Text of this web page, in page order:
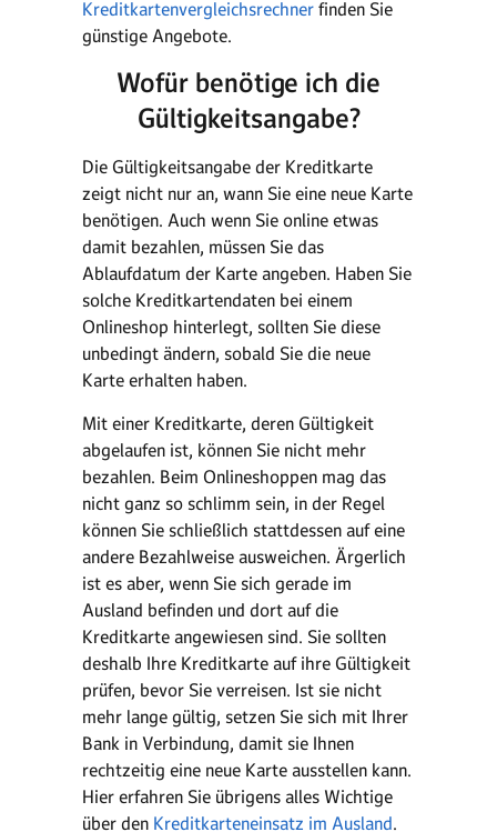
Kreditkartenvergleichsrechner finden Sie
günstige Angebote.
Wofür benötige ich die
Gültigkeitsangabe?
Die Gültigkeitsangabe der Kreditkarte
zeigt nicht nur an, wann Sie eine neue Karte
benötigen. Auch wenn Sie online etwas
damit bezahlen, müssen Sie das
Ablaufdatum der Karte angeben. Haben Sie
solche Kreditkartendaten bei einem
Onlineshop hinterlegt, sollten Sie diese
unbedingt ändern, sobald Sie die neue
Karte erhalten haben.
Mit einer Kreditkarte, deren Gültigkeit
abgelaufen ist, können Sie nicht mehr
bezahlen. Beim Onlineshoppen mag das
nicht ganz so schlimm sein, in der Regel
können Sie schließlich stattdessen auf eine
andere Bezahlweise ausweichen. Ärgerlich
ist es aber, wenn Sie sich gerade im
Ausland befinden und dort auf die
Kreditkarte angewiesen sind. Sie sollten
deshalb Ihre Kreditkarte auf ihre Gültigkeit
prüfen, bevor Sie verreisen. Ist sie nicht
mehr lange gültig, setzen Sie sich mit Ihrer
Bank in Verbindung, damit sie Ihnen
rechtzeitig eine neue Karte ausstellen kann.
Hier erfahren Sie übrigens alles Wichtige
über den Kreditkarteneinsatz im Ausland.